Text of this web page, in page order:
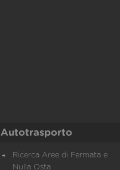
Autotrasporto
Ricerca Aree di Fermata e
Nulla Osta